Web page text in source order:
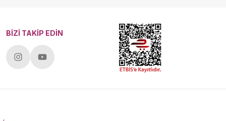
BİZİ TAKİP EDİN